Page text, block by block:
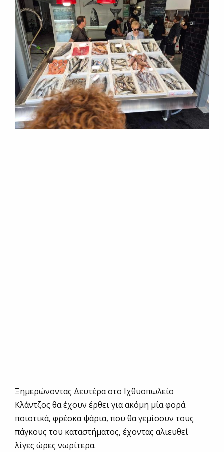
Ξημερώνοντας Δευτέρα στο Ιχθυοπωλείο
Κλάντζος θα έχουν έρθει για ακόμη μία φορά
ποιοτικά, φρέσκα ψάρια, που θα γεμίσουν τους
πάγκους του καταστήματος, έχοντας αλιευθεί
λίγες ώρες νωρίτερα.